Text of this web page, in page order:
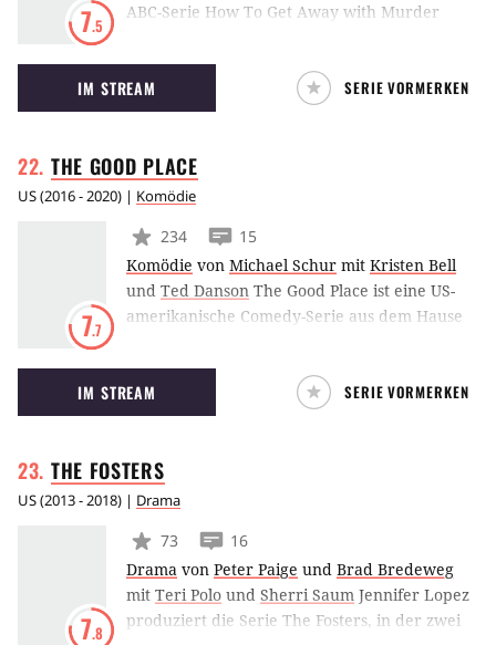
7.5
ABC-Serie How To Get Away with Murder
geheimnisvollen Professorin namens Annalise
Keating, die zudem einem Job als
Strafverteidigerin nachgeht. Annalise ist sehr
sowohl vor Gericht als auch vor ihren
Studenten geschickt Gebrauch zu machen.
IM STREAM SERIE VORMERKEN
THE GOOD PLACE
US(2016 - 2020) | Komödie
7.7
234
15
Komödie von Michael Schur mit Kristen Bell
und Ted Danson The Good Place ist eine US-
amerikanische Comedy-Serie aus dem Hause
in die Rolle einer jungen Frau, die auf
tragische Weise aus dem Leben scheidet und
daraufhin in den Himmel kommt - nur, um
erwünscht ist. Kreiert wurde die Serie von
Parks & Recreation-Schöpfer Michael Schur.
IM STREAM SERIE VORMERKEN
THE FOSTERS
US(2013 - 2018) | Drama
7.8
73
16
Drama von Peter Paige und Brad Bredeweg
mit Teri Polo und Sherri Saum Jennifer Lopez
produziert die Serie The Fosters, in der zwei